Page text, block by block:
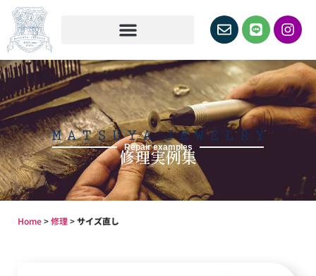
Repair examples
修理実例集
Home>修理>サイズ直し